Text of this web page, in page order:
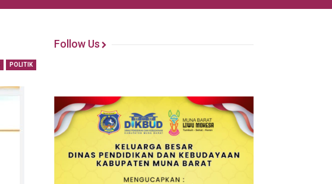
POLITIK
Follow Us